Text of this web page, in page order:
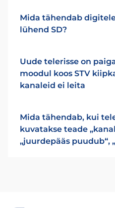
Mida tähendab
lühend SD?
Uude telerisse on
moodul koos STV
kanaleid ei leita
Mida tähendab, kui
kuvatakse teade
„juurdepääs puudub“,